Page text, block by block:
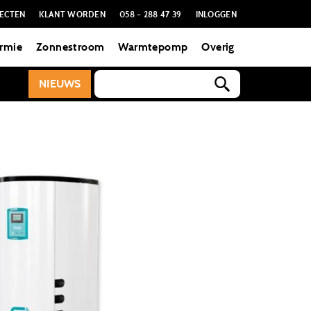
KLANT WORDEN 058 – 288 47 39 INLOGGEN
Zonnestroom Warmtepomp Overig
NIEUWS